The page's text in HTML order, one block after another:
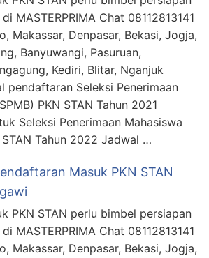
MASTERPRIMA Chat 08112813141
Makassar, Denpasar, Bekasi, Jogja,
Banyuwangi, Pasuruan,
Kediri, Blitar, Nganjuk
pendaftaran Seleksi Penerimaan
PKN STAN Tahun 2021
Seleksi Penerimaan Mahasiswa
STAN Tahun 2022 Jadwal …
Masuk PKN STAN
PKN STAN perlu bimbel persiapan
MASTERPRIMA Chat 08112813141
Makassar, Denpasar, Bekasi, Jogja,